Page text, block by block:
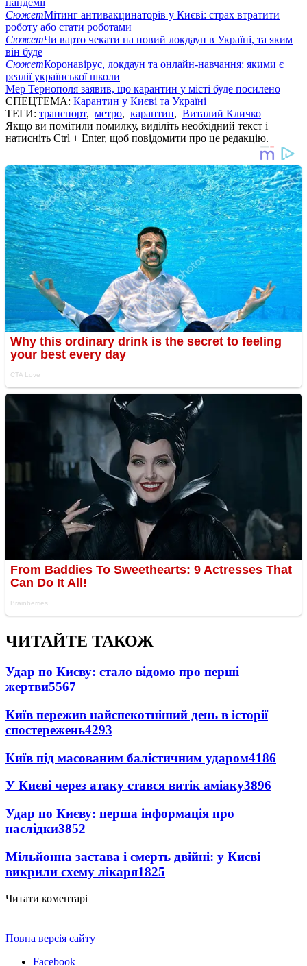
СюжетМітинг антивакцинаторів у Києві: страх втратити
роботу або стати роботами
СюжетЧи варто чекати на новий локдаун в Україні, та яким
він буде
СюжетКоронавірус, локдаун та онлайн-навчання: якими є
реалії української школи
Мер Тернополя заявив, що карантин у місті буде посилено
СПЕЦТЕМА: Карантин у Києві та Україні
ТЕГИ: транспорт, метро, карантин, Виталий Кличко
Якщо ви помітили помилку, виділіть необхідний текст і
натисніть Ctrl + Enter, щоб повідомити про це редакцію.
ЧИТАЙТЕ ТАКОЖ
Удар по Києву: стало відомо про перші
жертви5567
Київ пережив найспекотніший день в історії
спостережень4293
Київ під масованим балістичним ударом4186
У Києві через атаку стався витік аміаку3896
Удар по Києву: перша інформація про
наслідки3852
Мільйонна застава і смерть двійні: у Києві
викрили схему лікаря1825
Читати коментарі
Повна версія сайту
Facebook